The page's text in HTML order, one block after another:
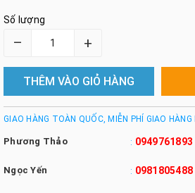
Số lượng
– +
THÊM VÀO GIỎ HÀNG
GIAO HÀNG TOÀN QUỐC, MIỄN PHÍ GIAO HÀNG
Phương Thảo : 0949761893
Ngọc Yến : 0981805488